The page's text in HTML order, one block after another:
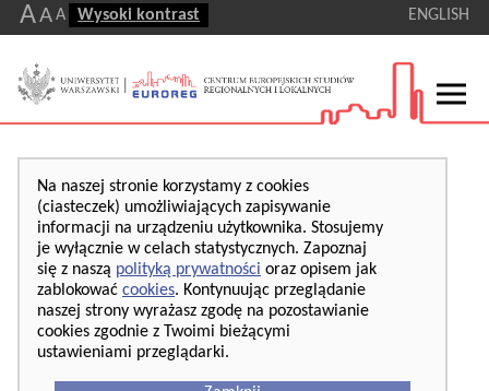
AA A Wysoki kontrast ENGLISH
Na naszej stronie korzystamy z cookies
(ciasteczek) umożliwiających zapisywanie
informacji na urządzeniu użytkownika. Stosujemy
je wyłącznie w celach statystycznych. Zapoznaj
się z naszą polityką prywatności oraz opisem jak
zablokować cookies. Kontynuując przeglądanie
naszej strony wyrażasz zgodę na pozostawianie
cookies zgodnie z Twoimi bieżącymi
ustawieniami przeglądarki.